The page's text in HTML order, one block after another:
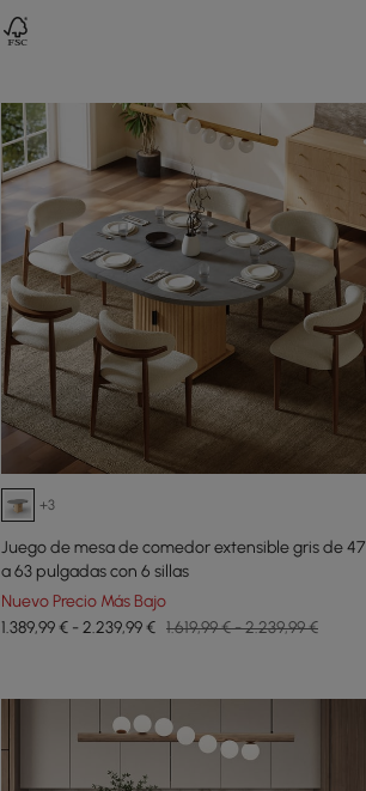
+3
Juego de mesa de comedor extensible gris de 47
a 63 pulgadas con 6 sillas
Nuevo Precio Más Bajo
1.389,99 € - 2.239,99 € 1.619,99 € - 2.239,99 €